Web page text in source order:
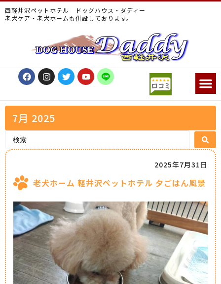
西軽井沢ペットホテル ドッグハウス・ダディー
老犬ケア・老犬ホームも併設しております。
7月 2025
老犬ホーム 軽井沢ペットホテル 夕ごはん風景
2025年7月31日